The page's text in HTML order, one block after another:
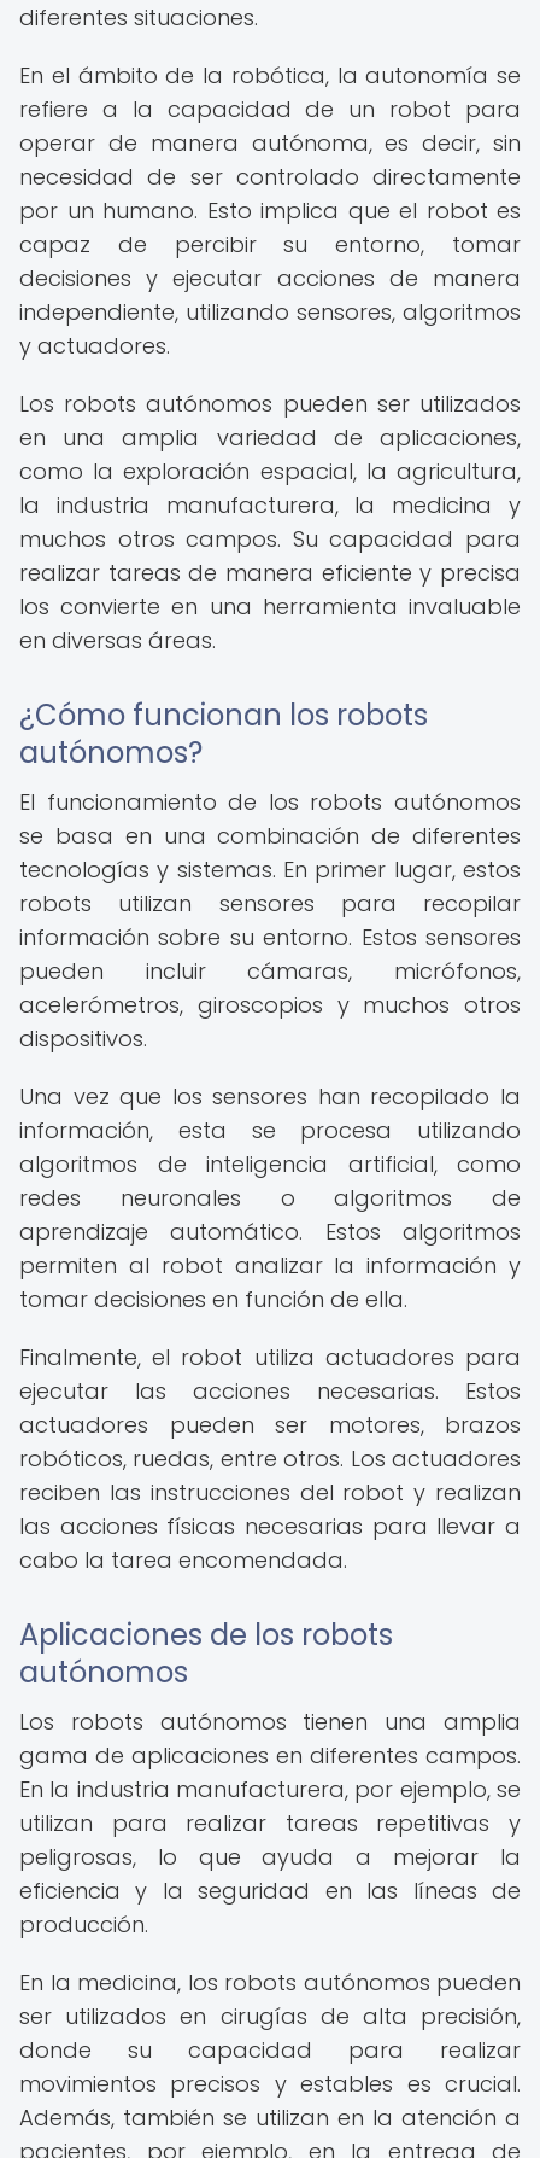
diferentes situaciones.
En el ámbito de la robótica, la autonomía se
refiere a la capacidad de un robot para
operar de manera autónoma, es decir, sin
necesidad de ser controlado directamente
por un humano. Esto implica que el robot es
capaz de percibir su entorno, tomar
decisiones y ejecutar acciones de manera
independiente, utilizando sensores, algoritmos
y actuadores.
Los robots autónomos pueden ser utilizados
en una amplia variedad de aplicaciones,
como la exploración espacial, la agricultura,
la industria manufacturera, la medicina y
muchos otros campos. Su capacidad para
realizar tareas de manera eficiente y precisa
los convierte en una herramienta invaluable
en diversas áreas.
¿Cómo funcionan los robots
autónomos?
El funcionamiento de los robots autónomos
se basa en una combinación de diferentes
tecnologías y sistemas. En primer lugar, estos
robots utilizan sensores para recopilar
información sobre su entorno. Estos sensores
pueden incluir cámaras, micrófonos,
acelerómetros, giroscopios y muchos otros
dispositivos.
Una vez que los sensores han recopilado la
información, esta se procesa utilizando
algoritmos de inteligencia artificial, como
redes neuronales o algoritmos de
aprendizaje automático. Estos algoritmos
permiten al robot analizar la información y
tomar decisiones en función de ella.
Finalmente, el robot utiliza actuadores para
ejecutar las acciones necesarias. Estos
actuadores pueden ser motores, brazos
robóticos, ruedas, entre otros. Los actuadores
reciben las instrucciones del robot y realizan
las acciones físicas necesarias para llevar a
cabo la tarea encomendada.
Aplicaciones de los robots
autónomos
Los robots autónomos tienen una amplia
gama de aplicaciones en diferentes campos.
En la industria manufacturera, por ejemplo, se
utilizan para realizar tareas repetitivas y
peligrosas, lo que ayuda a mejorar la
eficiencia y la seguridad en las líneas de
producción.
En la medicina, los robots autónomos pueden
ser utilizados en cirugías de alta precisión,
donde su capacidad para realizar
movimientos precisos y estables es crucial.
Además, también se utilizan en la atención a
pacientes, por ejemplo, en la entrega de